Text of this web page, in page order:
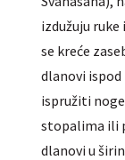
izdužuju
se kreće
dlanovi ispod
ispružiti
stopalima ili
dlanovi u